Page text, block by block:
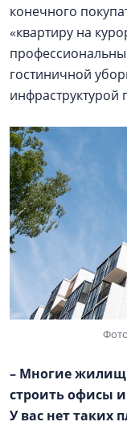
конечного
«квартиру на
гостиничной
инфраструктурой
– Многие
строить офисы
У вас нет таких